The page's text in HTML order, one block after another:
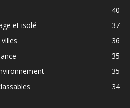
40
et isolé
37
36
35
35
34